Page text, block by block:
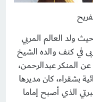
! سأبدأ من عام 1351هـ حيث ولد العالم المربي
في كنف والده الشيخ
عن المنكر عبدالرحمن،
بشقراء، كان مديرها
الذي أصبح إماما